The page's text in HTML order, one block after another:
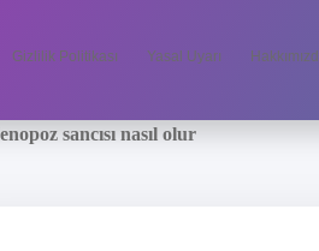
Gizlilik Politikası Yasal Uyarı
sancısı nasıl olur